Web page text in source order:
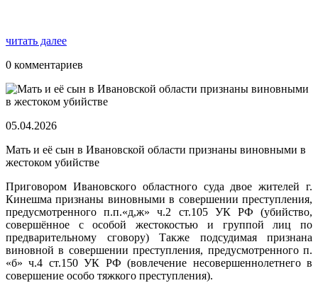
читать далее
0 комментариев
05.04.2026
Мать и её сын в Ивановской области признаны виновными в
жестоком убийстве
Приговором Ивановского областного суда двое жителей г.
Кинешма признаны виновными в совершении преступления,
предусмотренного п.п.«д,ж» ч.2 ст.105 УК РФ (убийство,
совершённое с особой жестокостью и группой лиц по
предварительному сговору) Также подсудимая признана
виновной в совершении преступления, предусмотренного п.
«б» ч.4 ст.150 УК РФ (вовлечение несовершеннолетнего в
совершение особо тяжкого преступления).